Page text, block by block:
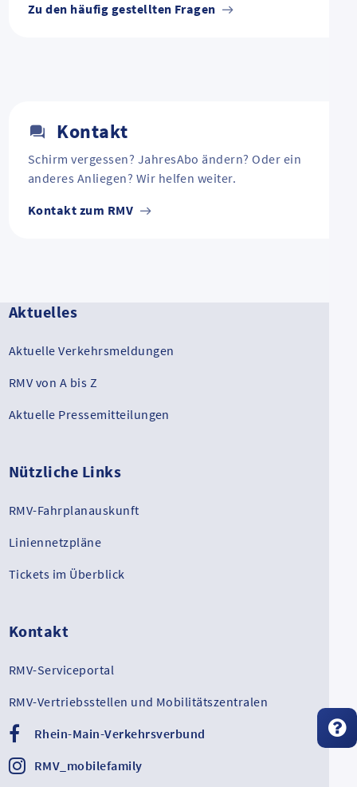
Zu den häufig gestellten Fragen
Kontakt
Schirm vergessen? JahresAbo ändern? Oder ein
anderes Anliegen? Wir helfen weiter.
Kontakt zum RMV
Aktuelles
Aktuelle Verkehrsmeldungen
RMV von A bis Z
Aktuelle Pressemitteilungen
Nützliche Links
RMV-Fahrplanauskunft
Liniennetzpläne
Tickets im Überblick
Kontakt
RMV-Serviceportal
RMV-Vertriebsstellen und Mobilitätszentralen
Rhein-Main-Verkehrsverbund
RMV_mobilefamily